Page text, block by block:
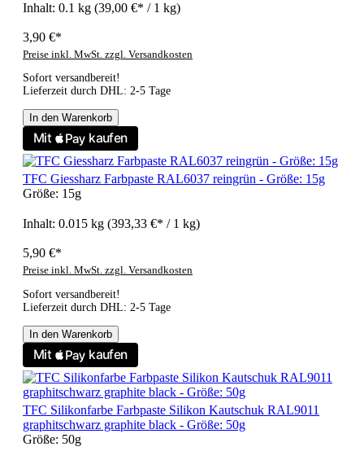
Inhalt: 0.1 kg (39,00 €* / 1 kg)
3,90 €*
Preise inkl. MwSt. zzgl. Versandkosten
Sofort versandbereit!
Lieferzeit durch DHL: 2-5 Tage
In den Warenkorb
TFC Giessharz Farbpaste RAL6037 reingrün - Größe: 15g
Größe: 15g
Inhalt: 0.015 kg (393,33 €* / 1 kg)
5,90 €*
Preise inkl. MwSt. zzgl. Versandkosten
Sofort versandbereit!
Lieferzeit durch DHL: 2-5 Tage
In den Warenkorb
TFC Silikonfarbe Farbpaste Silikon Kautschuk RAL9011
graphitschwarz graphite black - Größe: 50g
Größe: 50g